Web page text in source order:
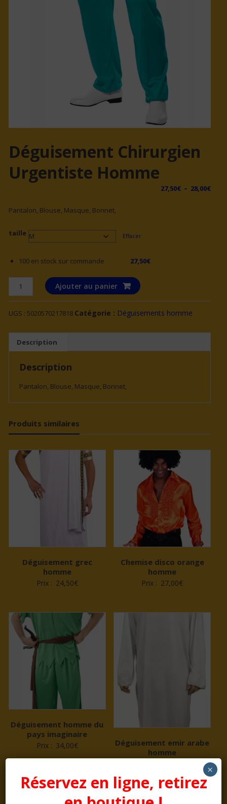
Déguisement Chirurgien
Urgentiste Homme
27,50€ – 28,00€
Pantalon, Blouse, Masque, Bonnet,
taille Effacer
27,50€
100 en stock sur commande
quantité
de
chirurgien
homme
Ajouter au panier
UGS : 5020570217818 Catégorie : Déguisements homme
Description
Description
Pantalon, Blouse, Masque, Bonnet,
Produits similaires
Déguisement grec
homme
Prix : 24,50€
Chemise disco orange
homme
Prix : 27,00€
Déguisement homme du
pays imaginaire
Prix : 34,00€
Déguisement emir arabe
homme
Réservez en ligne, retirez
×